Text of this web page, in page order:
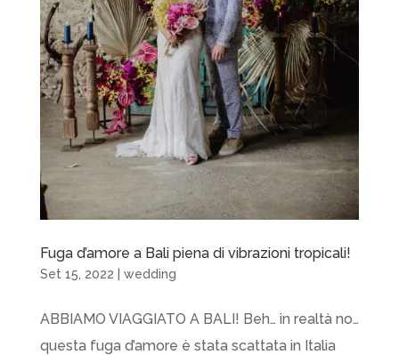
Fuga d’amore a Bali piena di vibrazioni tropicali!
Set 15, 2022 wedding
ABBIAMO VIAGGIATO A BALI! Beh… in realtà no…
questa fuga d’amore è stata scattata in Italia